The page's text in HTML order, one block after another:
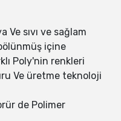
Ve sıvı ve sağlam
içine
Poly'nin renkleri
Ve üretme teknoloji
de Polimer